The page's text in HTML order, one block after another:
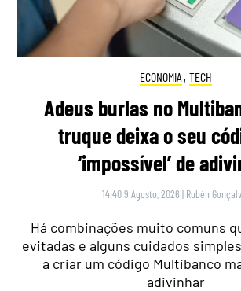
ECONOMIA , TECH
Adeus burlas no
truque deixa o seu
‘impossível’ de
14:40 9 Agosto, 2026 | Rubén
Há combinações muito comuns
evitadas e alguns cuidados
a criar um código Multibanco
adivinhar